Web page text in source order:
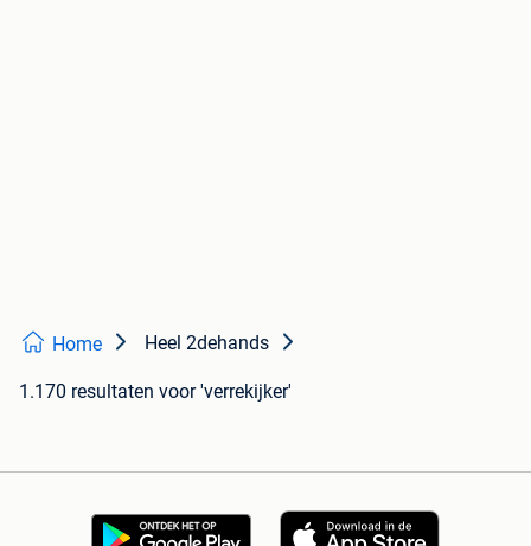
Home Heel 2dehands
1.170 resultaten voor 'verrekijker'